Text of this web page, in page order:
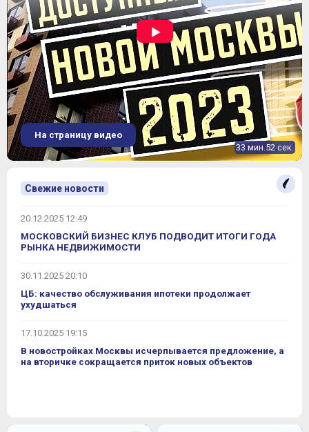
33 мин.52 сек.
На страницу видео
Свежие новости
20.12.2025 12:49
МОСКОВСКИЙ БИЗНЕС КЛУБ ПОДВОДИТ ИТОГИ ГОДА
РЫНКА НЕДВИЖИМОСТИ
30.11.2025 20:10
ЦБ: качество обслуживания ипотеки продолжает
ухудшаться
17.10.2025 19:15
В новостройках Москвы исчерпывается предложение, а
на вторичке сокращается приток новых объектов